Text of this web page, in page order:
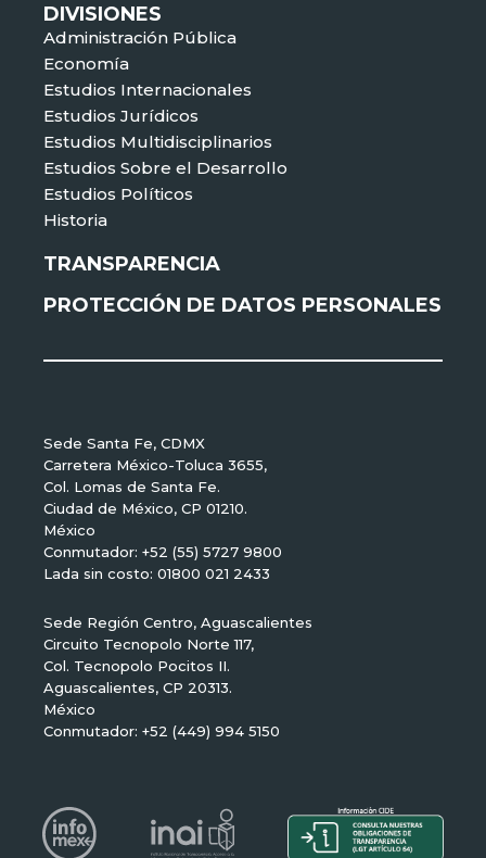
DIVISIONES
Administración Pública
Economía
Estudios Internacionales
Estudios Jurídicos
Estudios Multidisciplinarios
Estudios Sobre el Desarrollo
Estudios Políticos
Historia
TRANSPARENCIA
PROTECCIÓN DE DATOS PERSONALES
Sede Santa Fe, CDMX
Carretera México-Toluca 3655,
Col. Lomas de Santa Fe.
Ciudad de México, CP 01210.
México
Conmutador: +52 (55) 5727 9800
Lada sin costo: 01800 021 2433
Sede Región Centro, Aguascalientes
Circuito Tecnopolo Norte 117,
Col. Tecnopolo Pocitos II.
Aguascalientes, CP 20313.
México
Conmutador: +52 (449) 994 5150